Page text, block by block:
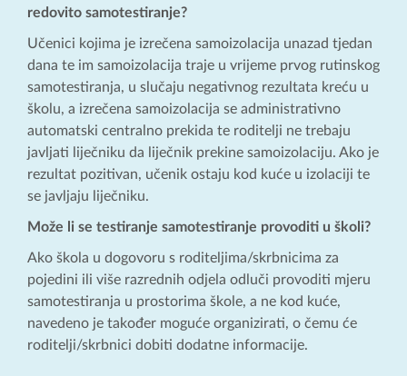
redovito samotestiranje?
Učenici kojima je izrečena samoizolacija unazad tjedan
dana te im samoizolacija traje u vrijeme prvog rutinskog
samotestiranja, u slučaju negativnog rezultata kreću u
školu, a izrečena samoizolacija se administrativno
automatski centralno prekida te roditelji ne trebaju
javljati liječniku da liječnik prekine samoizolaciju. Ako je
rezultat pozitivan, učenik ostaju kod kuće u izolaciji te
se javljaju liječniku.
Može li se testiranje samotestiranje provoditi u školi?
Ako škola u dogovoru s roditeljima/skrbnicima za
pojedini ili više razrednih odjela odluči provoditi mjeru
samotestiranja u prostorima škole, a ne kod kuće,
navedeno je također moguće organizirati, o čemu će
roditelji/skrbnici dobiti dodatne informacije.